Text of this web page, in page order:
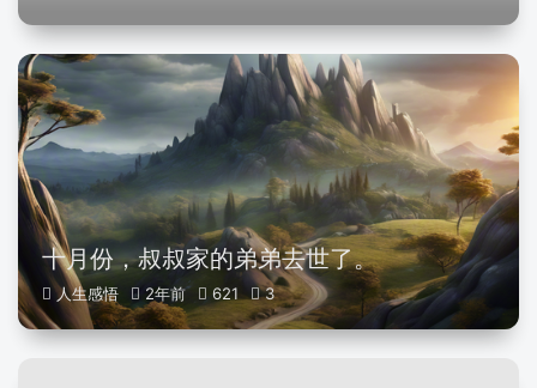
十月份，叔叔家的弟弟去世了。
人生感悟 2年前 621 3